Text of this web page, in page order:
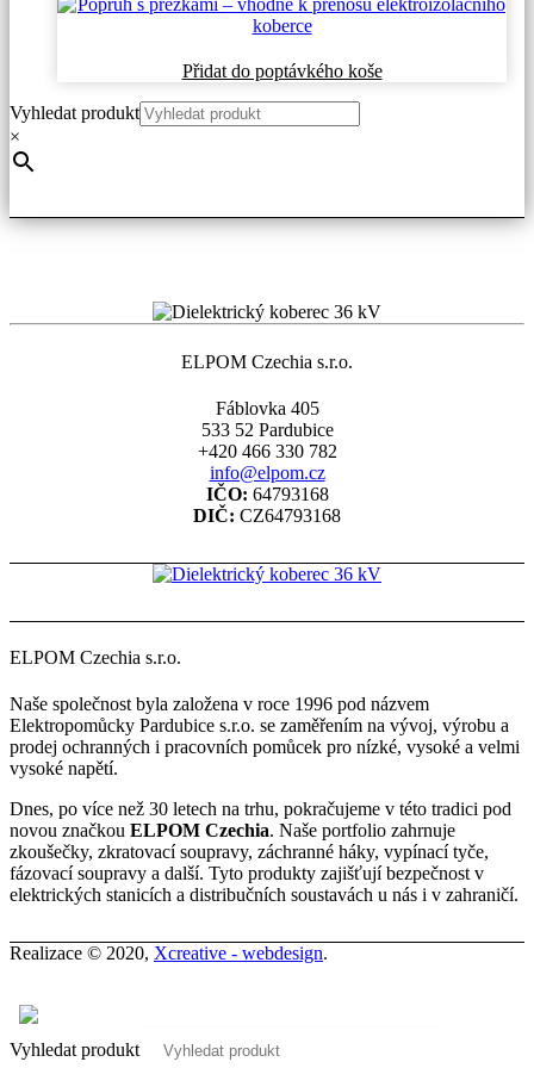
Přidat do poptávkého koše
Vyhledat produkt
×
ELPOM Czechia s.r.o.
Fáblovka 405
533 52 Pardubice
+420 466 330 782
info@elpom.cz
IČO: 64793168
DIČ: CZ64793168
ELPOM Czechia s.r.o.
Naše společnost byla založena v roce 1996 pod názvem
Elektropomůcky Pardubice s.r.o. se zaměřením na vývoj, výrobu a
prodej ochranných i pracovních pomůcek pro nízké, vysoké a velmi
vysoké napětí.
Dnes, po více než 30 letech na trhu, pokračujeme v této tradici pod
novou značkou ELPOM Czechia. Naše portfolio zahrnuje
zkoušečky, zkratovací soupravy, záchranné háky, vypínací tyče,
fázovací soupravy a další. Tyto produkty zajišťují bezpečnost v
elektrických stanicích a distribučních soustavách u nás i v zahraničí.
Realizace © 2020, Xcreative - webdesign.
Vyhledat produkt